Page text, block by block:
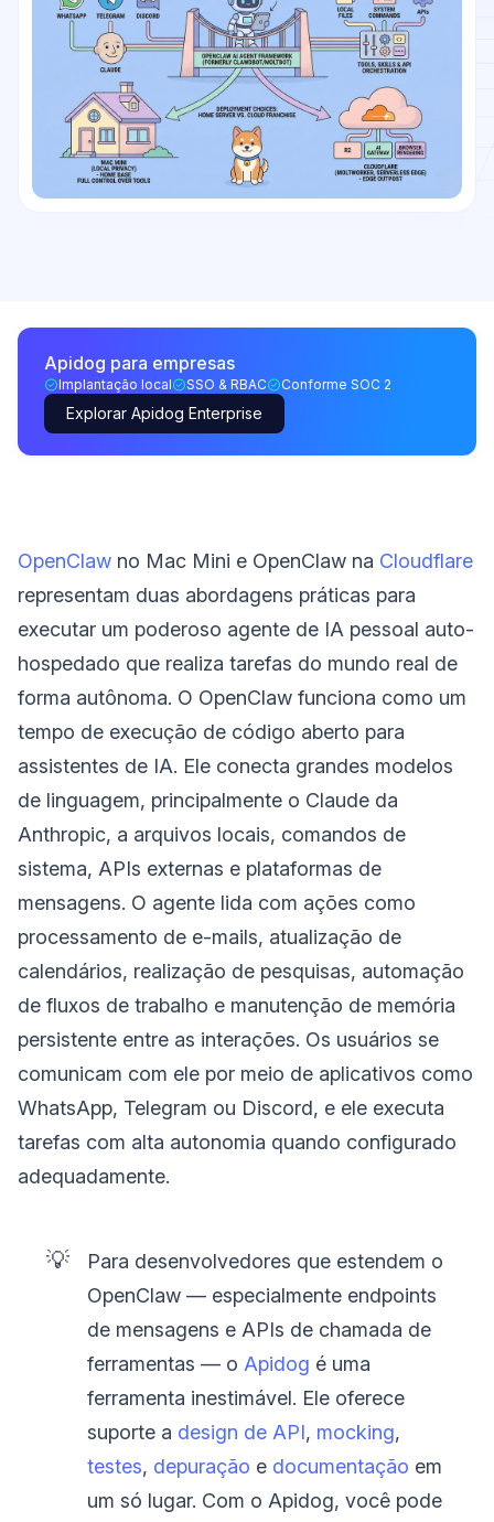
Apidog para empresas
Implantação local SSO & RBAC Conforme SOC 2
Explorar Apidog Enterprise
OpenClaw no Mac Mini e OpenClaw na Cloudflare
representam duas abordagens práticas para
executar um poderoso agente de IA pessoal auto-
hospedado que realiza tarefas do mundo real de
forma autônoma. O OpenClaw funciona como um
tempo de execução de código aberto para
assistentes de IA. Ele conecta grandes modelos
de linguagem, principalmente o Claude da
Anthropic, a arquivos locais, comandos de
sistema, APIs externas e plataformas de
mensagens. O agente lida com ações como
processamento de e-mails, atualização de
calendários, realização de pesquisas, automação
de fluxos de trabalho e manutenção de memória
persistente entre as interações. Os usuários se
comunicam com ele por meio de aplicativos como
WhatsApp, Telegram ou Discord, e ele executa
tarefas com alta autonomia quando configurado
adequadamente.
💡
Para desenvolvedores que estendem o
OpenClaw — especialmente endpoints
de mensagens e APIs de chamada de
ferramentas — oApidog é uma
ferramenta inestimável. Ele oferece
suporte a design de API, mocking,
testes, depuração e documentação em
um só lugar. Com o Apidog, você pode